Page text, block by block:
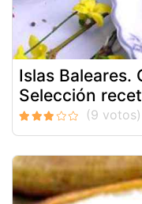
Islas Baleares.
Selección